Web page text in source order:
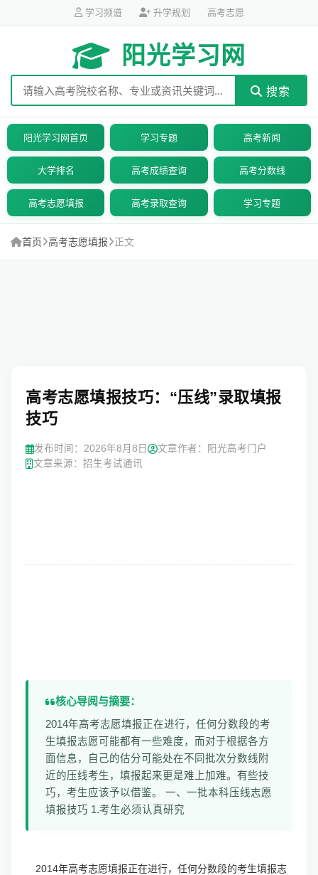
学习频道 升学规划 高考志愿
阳光学习网
搜索
阳光学习网首页 学习专题 高考新闻
大学排名 高考成绩查询 高考分数线
高考志愿填报 高考录取查询 学习专题
首页 高考志愿填报 正文
高考志愿填报技巧：“压线”录取填报
技巧
发布时间： 2026年8月8日
文章作者：阳光高考门户
文章来源：招生考试通讯
核心导阅与摘要：
2014年高考志愿填报正在进行，任何分数段的考
生填报志愿可能都有一些难度，而对于根据各方
面信息，自己的估分可能处在不同批次分数线附
近的压线考生，填报起来更是难上加难。有些技
巧，考生应该予以借鉴。 一、一批本科压线志愿
填报技巧 1.考生必须认真研究
2014年高考志愿填报正在进行，任何分数段的考生填报志